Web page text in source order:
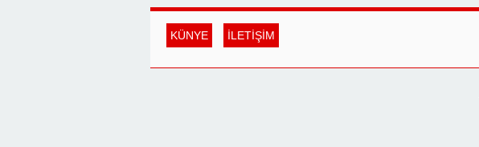
KÜNYE İLETİŞİM